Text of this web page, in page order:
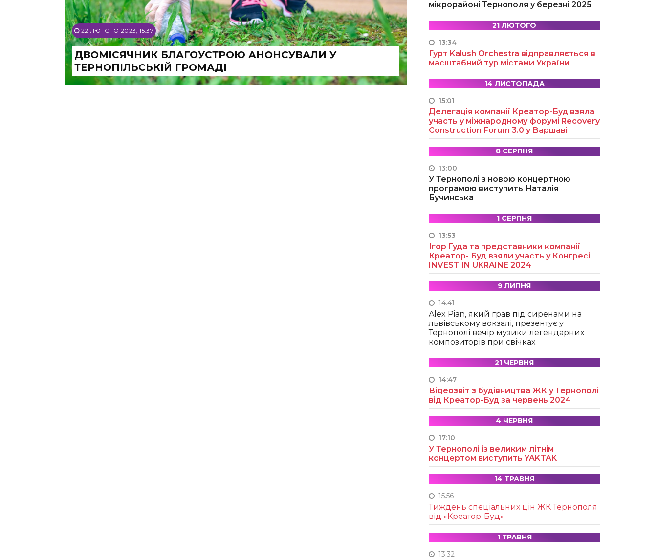
22 ЛЮТОГО 2023, 15:37
ДВОМІСЯЧНИК БЛАГОУСТРОЮ АНОНСУВАЛИ У
ТЕРНОПІЛЬСЬКІЙ ГРОМАДІ
мікрорайоні Тернополя у березні 2025
21 ЛЮТОГО
13:34
Гурт Kalush Orchestra відправляється в
масштабний тур містами України
14 ЛИСТОПАДА
15:01
Делегація компанії Креатор-Буд взяла
участь у міжнародному форумі Recovery
Construction Forum 3.0 у Варшаві
8 СЕРПНЯ
13:00
У Тернополі з новою концертною
програмою виступить Наталія
Бучинська
1 СЕРПНЯ
13:53
Ігор Гуда та представники компанії
Креатор- Буд взяли участь у Конгресі
INVEST IN UKRAINE 2024
9 ЛИПНЯ
14:41
Alex Pian, який грав під сиренами на
львівському вокзалі, презентує у
Тернополі вечір музики легендарних
композиторів при свічках
21 ЧЕРВНЯ
14:47
Відеозвіт з будівництва ЖК у Тернополі
від Креатор-Буд за червень 2024
4 ЧЕРВНЯ
17:10
У Тернополі із великим літнім
концертом виступить YAKTAK
14 ТРАВНЯ
15:56
Тиждень спеціальних цін ЖК Тернополя
від «Креатор-Буд»
1 ТРАВНЯ
13:32